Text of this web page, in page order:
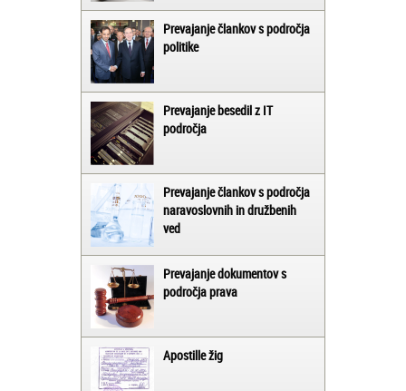
Prevajanje člankov s področja
politike
Prevajanje besedil z IT
področja
Prevajanje člankov s področja
naravoslovnih in družbenih
ved
Prevajanje dokumentov s
področja prava
Apostille žig